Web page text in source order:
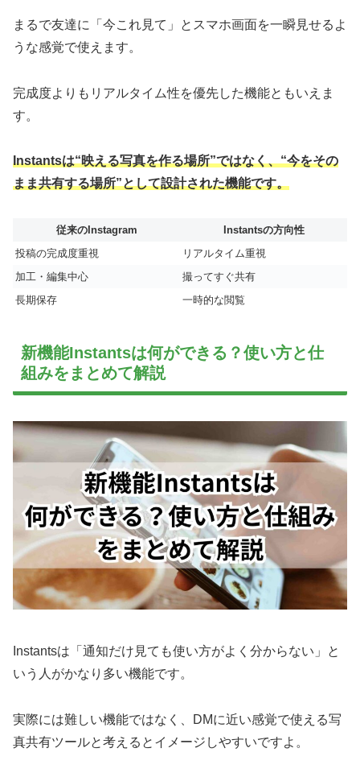
まるで友達に「今これ見て」とスマホ画面を一瞬見せるよ
うな感覚で使えます。
完成度よりもリアルタイム性を優先した機能ともいえま
す。
Instantsは“映える写真を作る場所”ではなく、“今をその
まま共有する場所”として設計された機能です。
従来のInstagram
Instantsの方向性
投稿の完成度重視
リアルタイム重視
加工・編集中心
撮ってすぐ共有
長期保存
一時的な閲覧
新機能Instantsは何ができる？使い方と仕
組みをまとめて解説
Instantsは「通知だけ見ても使い方がよく分からない」と
いう人がかなり多い機能です。
実際には難しい機能ではなく、DMに近い感覚で使える写
真共有ツールと考えるとイメージしやすいですよ。